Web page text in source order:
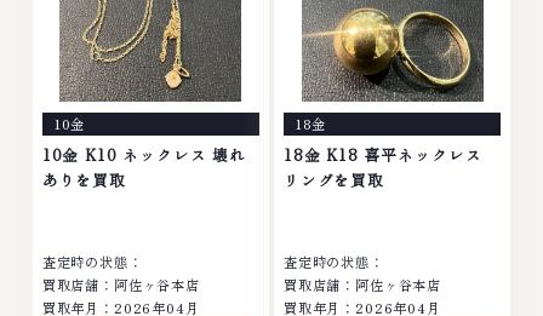
ブランド品・時計等は特に自信を
持って、高額査定を実現しており
ます。 古くて使わなくなってし
まったアクセサリー、動かなくな
ってしまった腕時計、多くのお品
物の高価買取りを実現しており、
他店ではお値段の付かなかったお
品物でも、一点一点丁寧に無料で
中無休
持って、高額査定を実現しており
ます。 古くて使わなくなってし
まったアクセサリー、動かなくな
ってしまった腕時計、多くのお品
物の高価買取りを実現しており、
他店ではお値段の付かなかったお
品物でも、一点一点丁寧に無料で
査定します。お気軽にご連絡くだ
10金
10金 K10 ネックレス 壊れ
ありを買取
査定時の状態：
買取店舗：阿佐ヶ谷本店
買取年月：2026年04月
18金
18金 K18 喜平ネックレス
リングを買取
査定時の状態：
買取店舗：阿佐ヶ谷本店
買取年月：2026年04月